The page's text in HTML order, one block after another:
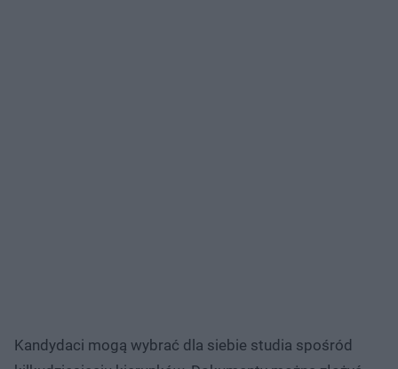
Kandydaci mogą wybrać dla siebie studia spośród